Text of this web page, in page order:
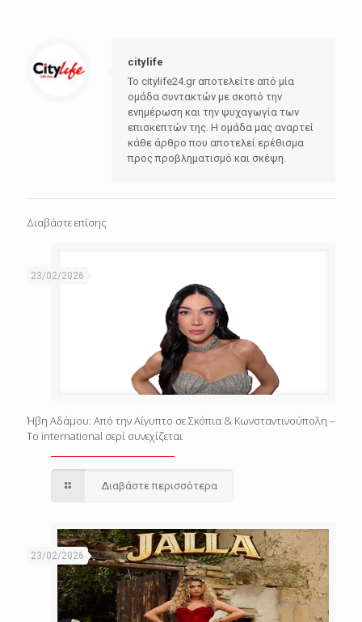
citylife
Το citylife24.gr αποτελείτε από μία
ομάδα συντακτών με σκοπό την
ενημέρωση και την ψυχαγωγία των
επισκεπτών της. Η ομάδα μας αναρτεί
κάθε άρθρο που αποτελεί ερέθισμα
προς προβληματισμό και σκέψη.
Διαβάστε επίσης
23/02/2026
Ήβη Αδάμου: Από την Αίγυπτο σε Σκόπια & Κωνσταντινούπολη –
Το international σερί συνεχίζεται
Διαβάστε περισσότερα
23/02/2026